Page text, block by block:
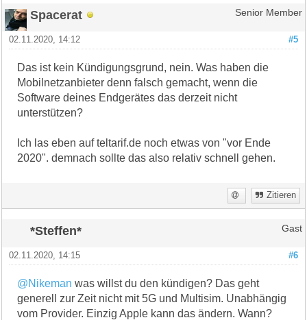
Spacerat Senior Member
#5
02.11.2020, 14:12
Das ist kein Kündigungsgrund, nein. Was haben die
Mobilnetzanbieter denn falsch gemacht, wenn die
Software deines Endgerätes das derzeit nicht
unterstützen?
Ich las eben auf teltarif.de noch etwas von "vor Ende
2020". demnach sollte das also relativ schnell gehen.
Zitieren
*Steffen* Gast
#6
02.11.2020, 14:15
@Nikeman was willst du den kündigen? Das geht
generell zur Zeit nicht mit 5G und Multisim. Unabhängig
vom Provider. Einzig Apple kann das ändern. Wann?